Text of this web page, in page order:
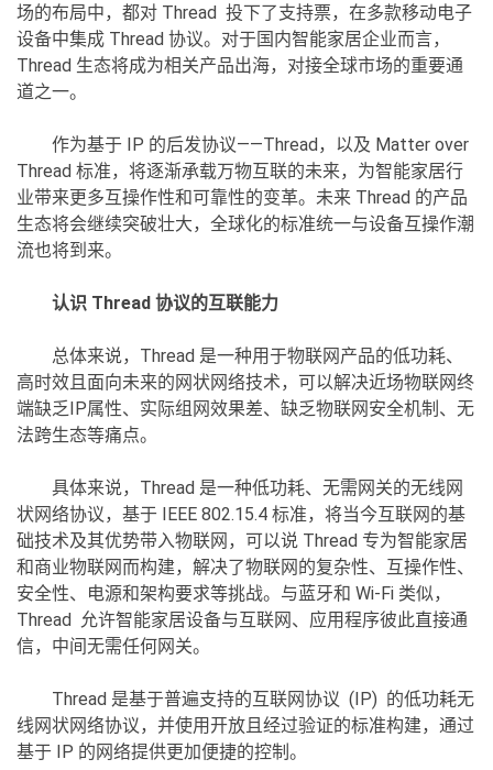
场的布局中，都对 Thread 投下了支持票，在多款移动电子
设备中集成 Thread 协议。对于国内智能家居企业而言，
Thread 生态将成为相关产品出海，对接全球市场的重要通
道之一。
作为基于 IP 的后发协议——Thread，以及 Matter over
Thread 标准，将逐渐承载万物互联的未来，为智能家居行
业带来更多互操作性和可靠性的变革。未来 Thread 的产品
生态将会继续突破壮大，全球化的标准统一与设备互操作潮
流也将到来。
认识 Thread 协议的互联能力
总体来说，Thread 是一种用于物联网产品的低功耗、
高时效且面向未来的网状网络技术，可以解决近场物联网终
端缺乏IP属性、实际组网效果差、缺乏物联网安全机制、无
法跨生态等痛点。
具体来说，Thread 是一种低功耗、无需网关的无线网
状网络协议，基于 IEEE 802.15.4 标准，将当今互联网的基
础技术及其优势带入物联网，可以说 Thread 专为智能家居
和商业物联网而构建，解决了物联网的复杂性、互操作性、
安全性、电源和架构要求等挑战。与蓝牙和 Wi-Fi 类似，
Thread 允许智能家居设备与互联网、应用程序彼此直接通
信，中间无需任何网关。
Thread 是基于普遍支持的互联网协议 (IP) 的低功耗无
线网状网络协议，并使用开放且经过验证的标准构建，通过
基于 IP 的网络提供更加便捷的控制。